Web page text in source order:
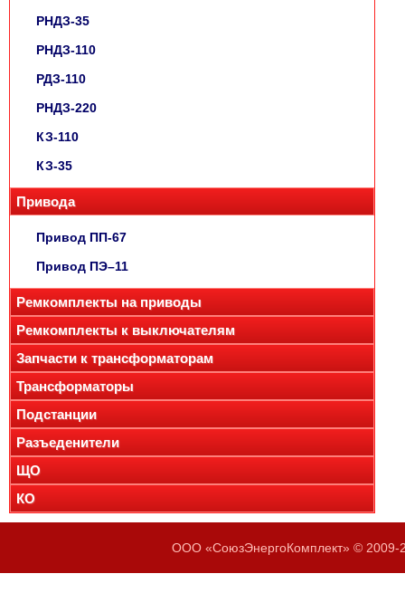
РНДЗ-35
РНДЗ-110
РДЗ-110
РНДЗ-220
КЗ-110
КЗ-35
Привода
Привод ПП-67
Привод ПЭ–11
Ремкомплекты на приводы
Ремкомплекты к выключателям
Запчасти к трансформаторам
Трансформаторы
Подстанции
Разъеденители
ЩО
КО
ООО «СоюзЭнергоКомплект» © 2009-